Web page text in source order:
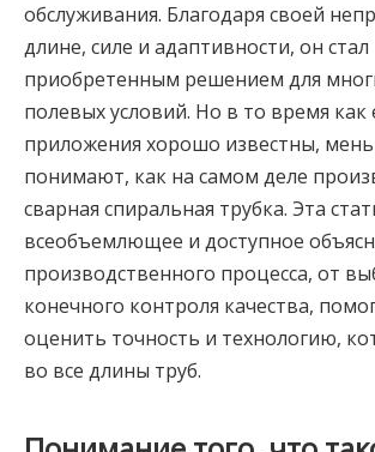
обслуживания. Благодаря своей
длине, силе и адаптивности, он стал
приобретенным решением для
полевых условий. Но в то время как
приложения хорошо известны,
понимают, как на самом деле
сварная спиральная трубка. Эта
всеобъемлющее и доступное
производственного процесса, от
конечного контроля качества,
оценить точность и технологию,
во все длины труб.